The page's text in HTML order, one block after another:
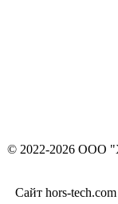
© 2022-2026 ООО
Сайт hors-